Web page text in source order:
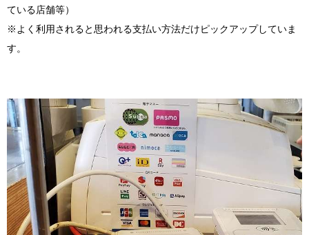
ている店舗等）
※よく利用されると思われる支払い方法だけピックアップしていま
す。